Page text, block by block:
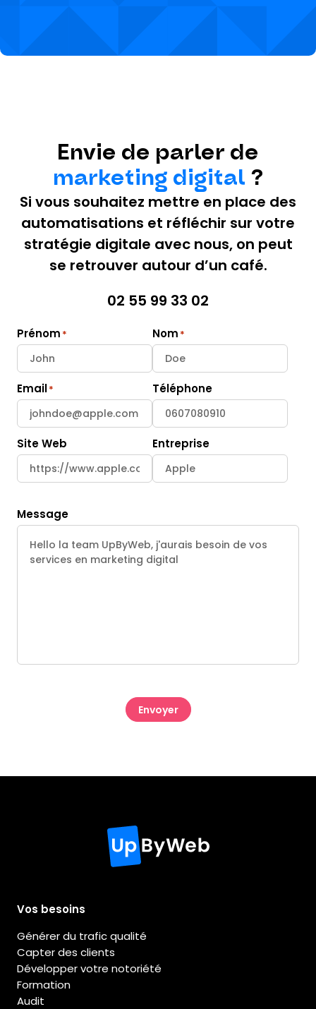
Envie de parler de
marketing digital ?
Si vous souhaitez mettre en place des
automatisations et réfléchir sur votre
stratégie digitale avec nous, on peut
se retrouver autour d’un café.
02 55 99 33 02
Prénom Nom
Email Téléphone
Site Web Entreprise
Message
Vos besoins
Générer du trafic qualité
Capter des clients
Développer votre notoriété
Formation
Audit